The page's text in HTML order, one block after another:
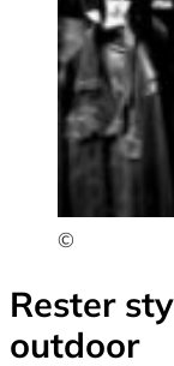
©
Rester
outdoor